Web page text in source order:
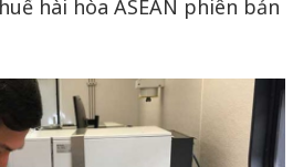
hài hòa ASEAN phiên bản